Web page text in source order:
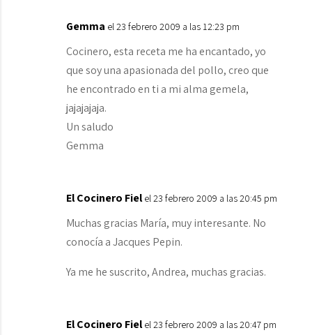
Gemma el 23 febrero 2009 a las 12:23 pm
Cocinero, esta receta me ha encantado, yo
que soy una apasionada del pollo, creo que
he encontrado en ti a mi alma gemela,
jajajajaja.
Un saludo
Gemma
El Cocinero Fiel el 23 febrero 2009 a las 20:45 pm
Muchas gracias María, muy interesante. No
conocía a Jacques Pepin.
Ya me he suscrito, Andrea, muchas gracias.
El Cocinero Fiel el 23 febrero 2009 a las 20:47 pm